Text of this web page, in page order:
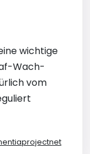
wichtige
Wach-
vom